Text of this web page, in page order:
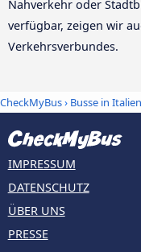
Nahverkehr oder
verfügbar, zeigen wir
Verkehrsverbundes.
CheckMyBus› Busse in Italien
IMPRESSUM
DATENSCHUTZ
ÜBER UNS
PRESSE